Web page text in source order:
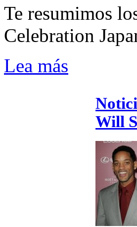
Te resumimos
Celebration
Lea más
Will